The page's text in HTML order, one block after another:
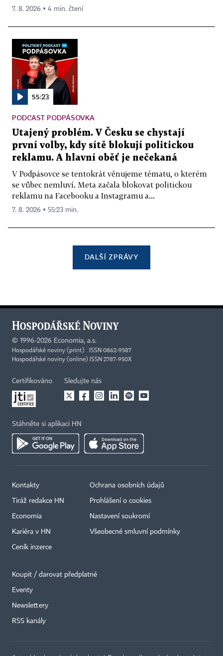
7. 8. 2026 ▪ 4 min. čtení
55:23
PODCAST PODPÁSOVKA
Utajený problém. V Česku se chystají
první volby, kdy sítě blokují politickou
reklamu. A hlavní oběť je nečekaná
V Podpásovce se tentokrát věnujeme tématu, o kterém
se vůbec nemluví. Meta začala blokovat politickou
reklamu na Facebooku a Instagramu a...
7. 8. 2026 ▪ 55:23 min.
DALŠÍ ZPRÁVY
© 1996-2026 Economia, a.s.
Hospodářské noviny (print) ISSN 0862-9587
Hospodářské noviny (online) ISSN 2787-950X
Certifikováno Sledujte nás
Stáhněte si aplikaci HN
Kontakty
Tiráž redakce HN
Economia
Kariéra v HN
Ceník inzerce
Ochrana osobních údajů
Prohlášení o cookies
Nastavení soukromí
Všeobecné smluvní podmínky
Koupit / darovat předplatné
Eventy
Newslettery
RSS kanály